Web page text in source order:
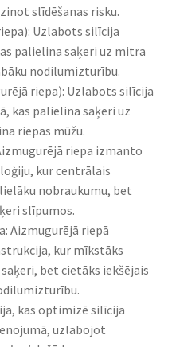
slīdēšanas risku.​
Uzlabots silīcija
palielina saķeri uz mitra
nodilumizturību.​
riepa): Uzlabots silīcija
kas palielina saķeri uz
riepas mūžu.​
riepa izmanto
kur centrālais
nobraukumu, bet
slīpumos.​
Aizmugurējā riepā
kur mīkstāks
bet cietāks iekšējais
kas optimizē silīcija
uzlabojot